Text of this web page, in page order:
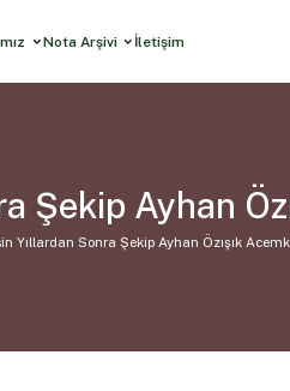
Nota Arşivi İletişim
Şekip Ayhan
Yıllardan Sonra Şekip Ayhan Özışık